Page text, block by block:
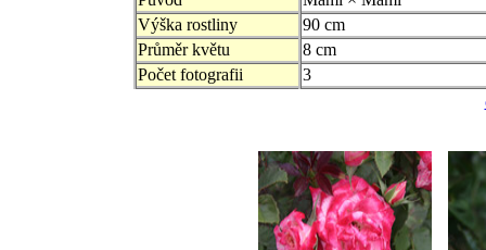
Výška rostliny
90 cm
Průměr květu
8 cm
Počet fotografii
3